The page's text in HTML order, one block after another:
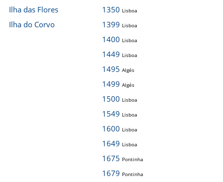
Ilha das Flores
Ilha do Corvo
1350 Lisboa
1399 Lisboa
1400 Lisboa
1449 Lisboa
1495 Algés
1499 Algés
1500 Lisboa
1549 Lisboa
1600 Lisboa
1649 Lisboa
1675 Pontinha
1679 Pontinha